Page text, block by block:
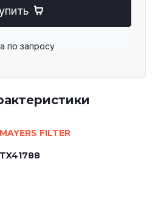
по запросу
MAYERS FILTER
TX41788